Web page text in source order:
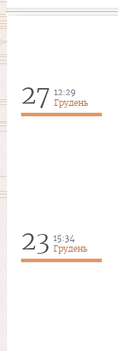
27 12:29
Грудень
23 15:34
Грудень